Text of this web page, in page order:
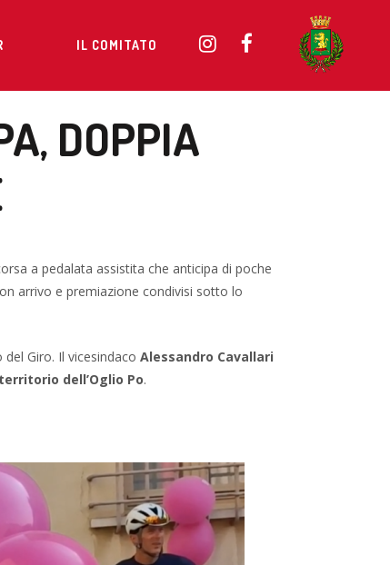
IL COMITATO
DOPPIA
a pedalata assistita che anticipa di poche
arrivo e premiazione condivisi sotto lo
del Giro. Il vicesindaco Alessandro Cavallari
dell’Oglio Po.